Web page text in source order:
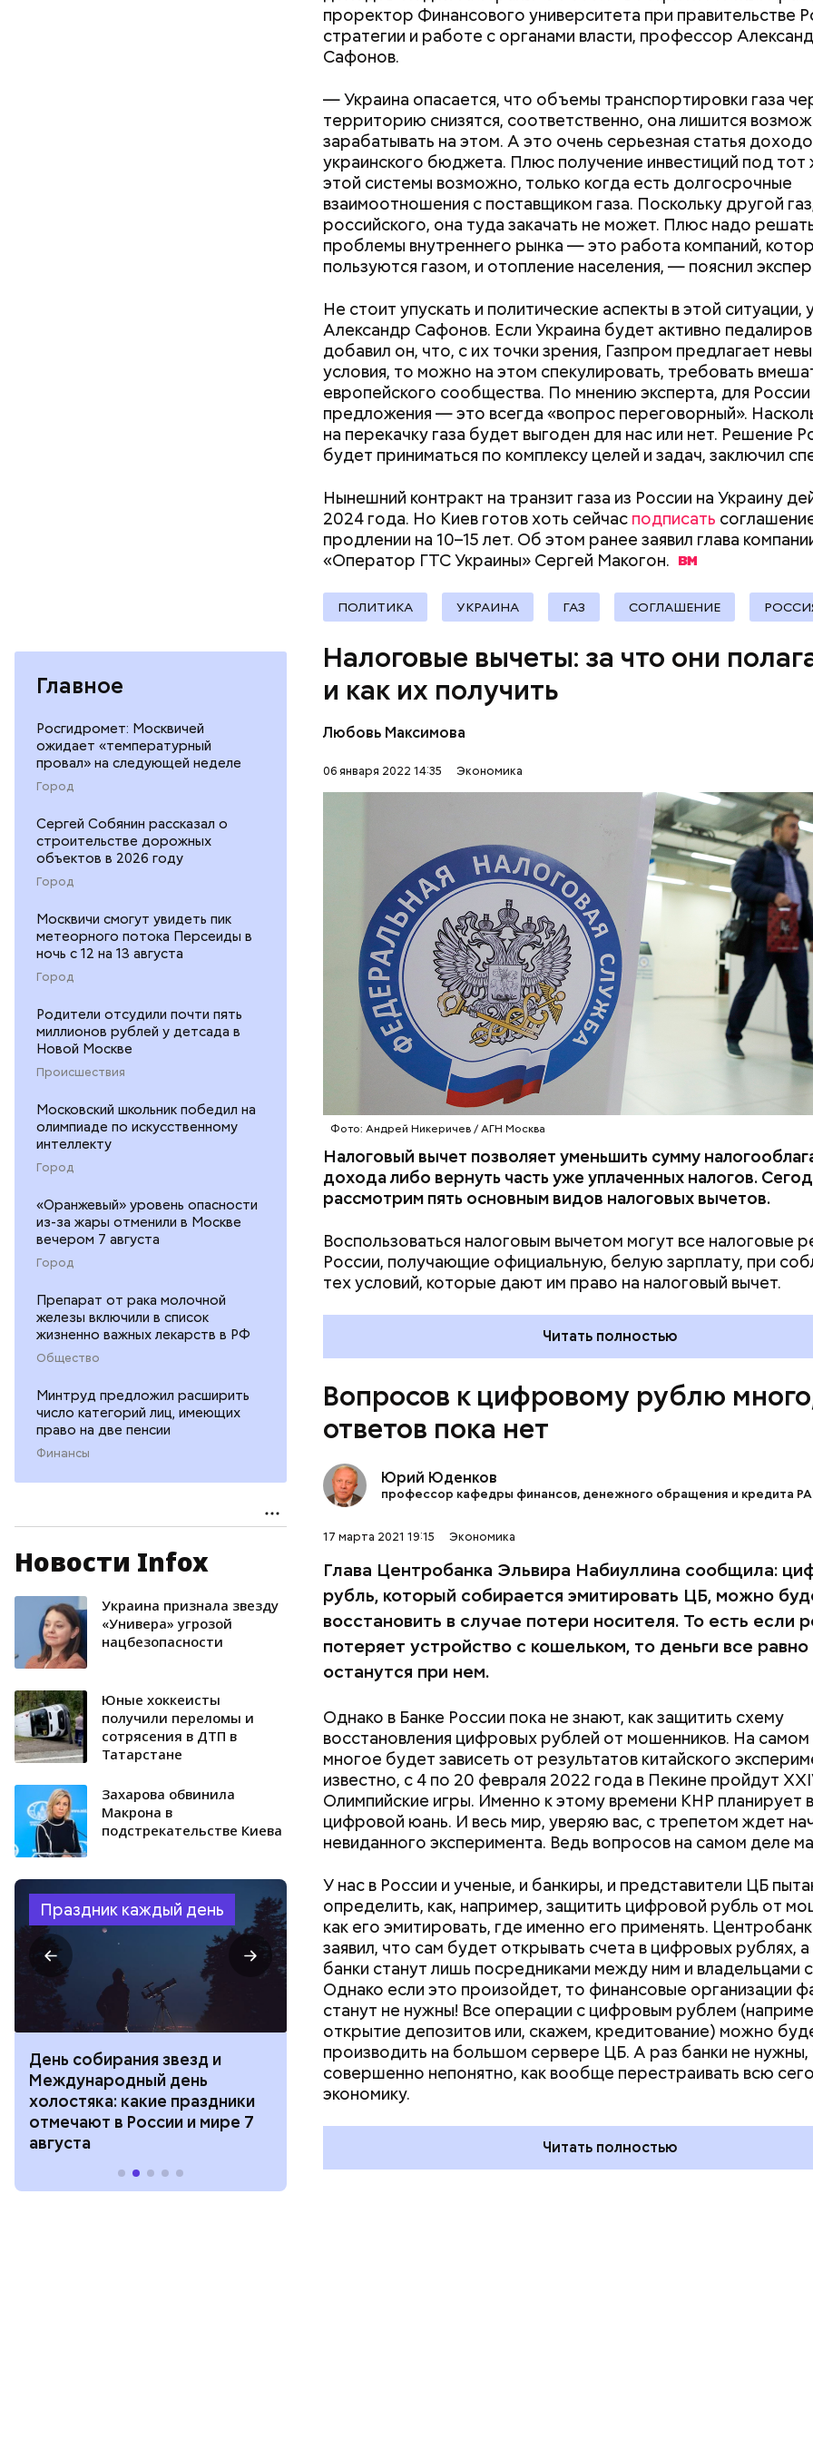
Главное
Росгидромет: Москвичей
ожидает «температурный
провал» на следующей неделе
Город
Сергей Собянин рассказал о
строительстве дорожных
объектов в 2026 году
Город
Москвичи смогут увидеть пик
метеорного потока Персеиды в
ночь с 12 на 13 августа
Город
Родители отсудили почти пять
миллионов рублей у детсада в
Новой Москве
Происшествия
Московский школьник победил на
олимпиаде по искусственному
интеллекту
Город
«Оранжевый» уровень опасности
из-за жары отменили в Москве
вечером 7 августа
Город
Препарат от рака молочной
железы включили в список
жизненно важных лекарств в РФ
Общество
Минтруд предложил расширить
число категорий лиц, имеющих
право на две пенсии
Финансы
Новости Infox
Украина признала звезду
«Универа» угрозой
нацбезопасности
Юные хоккеисты
получили переломы и
сотрясения в ДТП в
Татарстане
Захарова обвинила
Макрона в
подстрекательстве Киева
Праздник каждый день
День собирания звезд и
Международный день
холостяка: какие праздники
отмечают в России и мире 7
августа
День шевеления пальцами ног
и Международный день
подкаблучника: какие
праздники отмечают в России
День разглядывания
горизонта и День пьяного
отмечают в России и мире 5
августа
проректор Финансового университета при правительстве
стратегии и работе с органами власти, профессор
Сафонов.
— Украина опасается, что объемы транспортировки газа
территорию снизятся, соответственно, она лишится
зарабатывать на этом. А это очень серьезная статья
украинского бюджета. Плюс получение инвестиций под
этой системы возможно, только когда есть долгосрочные
взаимоотношения с поставщиком газа. Поскольку другой
российского, она туда закачать не может. Плюс надо
проблемы внутреннего рынка — это работа компаний,
пользуются газом, и отопление населения, — пояснил
Не стоит упускать и политические аспекты в этой ситуации,
Александр Сафонов. Если Украина будет активно
добавил он, что, с их точки зрения, Газпром предлагает
условия, то можно на этом спекулировать, требовать
европейского сообщества. По мнению эксперта, для России
предложения — это всегда «вопрос переговорный».
на перекачку газа будет выгоден для нас или нет. Решение
будет приниматься по комплексу целей и задач, заключил
Нынешний контракт на транзит газа из России на Украину
2024 года. Но Киев готов хоть сейчас подписать
продлении на 10–15 лет. Об этом ранее заявил глава
«Оператор ГТС Украины» Сергей Макогон.
ПОЛИТИКА УКРАИНА ГАЗ СОГЛАШЕНИЕ
Налоговые вычеты: за что они
и как их получить
Любовь Максимова
06 января 2022 14:35 Экономика
Фото: Андрей Никеричев / АГН Москва
Налоговый вычет позволяет уменьшить сумму
дохода либо вернуть часть уже уплаченных налогов.
рассмотрим пять основным видов налоговых вычетов.
Воспользоваться налоговым вычетом могут все налоговые
России, получающие официальную, белую зарплату, при
тех условий, которые дают им право на налоговый вычет.
налога, так как по сумме они существенно различаются.
люди, не знакомые с механизмом налогового вычета,
вычет и есть та сумма, которую они получат на руки. На
как следует из определения, вычет представляет собой ту
дохода, с которой не нужно платить налог. Таким образом,
человек имеет право на налоговый вычет на сумму 50 тысяч
возврат налогов, то есть те деньги, которые он фактически
при ставке НДФЛ 13% составит 50 000 x 0,13 = 6500 рублей.
Существует пять основных видов налоговых вычетов.
вычетыдоступны по факту совершения определенных
расходов: на медицинские услуги, образование,
негосударственное пенсионное обеспечение,
пенсионное страхование, добровольное страхование жизни,
на накопительную часть трудовой пенсии.
в возрасте до 24 лет). Исключение составляют расходы на
благотворительность, так как по ним сумма социального
может превышать 25% от всего налогооблагаемого дохода
налогового вычета принимается в размере фактически
расходов.
Читать полностью
Вопросов к цифровому рублю
ответов пока нет
Юрий Юденков
профессор кафедры финансов, денежного обращения и кредита
17 марта 2021 19:15 Экономика
Глава Центробанка Эльвира Набиуллина сообщила:
рубль, который собирается эмитировать ЦБ, можно
восстановить в случае потери носителя. То есть если
потеряет устройство с кошельком, то деньги все равно
останутся при нем.
Однако в Банке России пока не знают, как защитить схему
восстановления цифровых рублей от мошенников. На
многое будет зависеть от результатов китайского
известно, с 4 по 20 февраля 2022 года в Пекине пройдут
Олимпийские игры. Именно к этому времени КНР планирует
цифровой юань. И весь мир, уверяю вас, с трепетом ждет
невиданного эксперимента. Ведь вопросов на самом деле
У нас в России и ученые, и банкиры, и представители ЦБ
определить, как, например, защитить цифровой рубль от
как его эмитировать, где именно его применять.
заявил, что сам будет открывать счета в цифровых рублях,
банки станут лишь посредниками между ним и владельцами
Однако если это произойдет, то финансовые организации
станут не нужны! Все операции с цифровым рублем
открытие депозитов или, скажем, кредитование) можно
производить на большом сервере ЦБ. А раз банки не нужны,
совершенно непонятно, как вообще перестраивать всю
экономику.
Фото: Любимов Андрей / АГН Москва
Вторая гипотетическая опасность — хакеры. Представьте:
начинает там хозяйничать! Что происходит? Экономика
рушится. Да и со счетом отдельного гражданина нет никакой
Вот, допустим, потерял он смартфон, с которого управлял
деньгами. А кто-то этот смартфон нашел. Или специально
Факт отсутствия какой-либо системы защиты от
восстановлении утраченных цифровых рублей
Эльвира Набиуллина. В общем, в истории с цифровым
вопросов на данный момент куда больше, чем ответов.
Мнение колумнистов может не совпадать с точкой зрения
Читать полностью
Как поменять батареи дома и
не получить штраф
Как получить до
рублей от
трудной
претендовать и
документы